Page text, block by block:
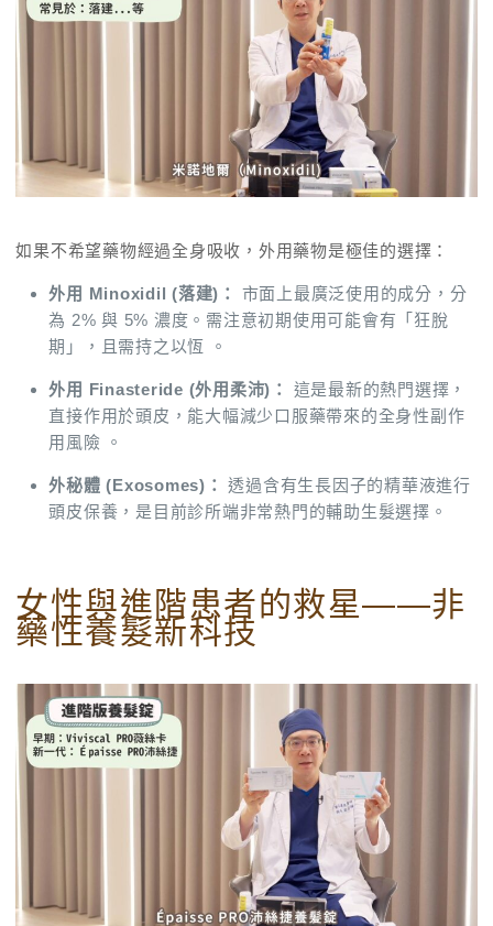
如果不希望藥物經過全身吸收，外用藥物是極佳的選擇：
外用 Minoxidil (落建)：
市面上最廣泛使用的成分，分
為 2% 與 5% 濃度。需注意初期使用可能會有「狂脫
期」，且需持之以恆 。
外用 Finasteride (外用柔沛)：
這是最新的熱門選擇，
直接作用於頭皮，能大幅減少口服藥帶來的全身性副作
用風險 。
外秘體 (Exosomes)：
透過含有生長因子的精華液進行
頭皮保養，是目前診所端非常熱門的輔助生髮選擇。
女性與進階患者的救星——非
藥性養髮新科技